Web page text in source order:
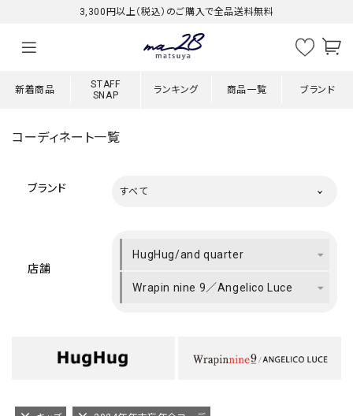
3,300円以上（税込）のご購入で全品送料無料
新着商品
STAFF
SNAP
ランキング 商品一覧 ブランド
コーディネート一覧
ブランド すべて
店舗
HugHug/and quarter
Wrapin nine 9／Angelico Luce